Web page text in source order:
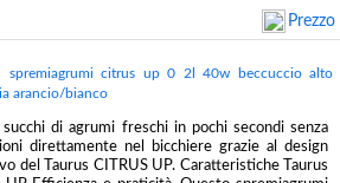
Prezzo
spremiagrumi citrus up 0 2l 40w beccuccio alto
arancio/bianco
succhi di agrumi freschi in pochi secondi senza
direttamente nel bicchiere grazie al design
del Taurus CITRUS UP. Caratteristiche Taurus